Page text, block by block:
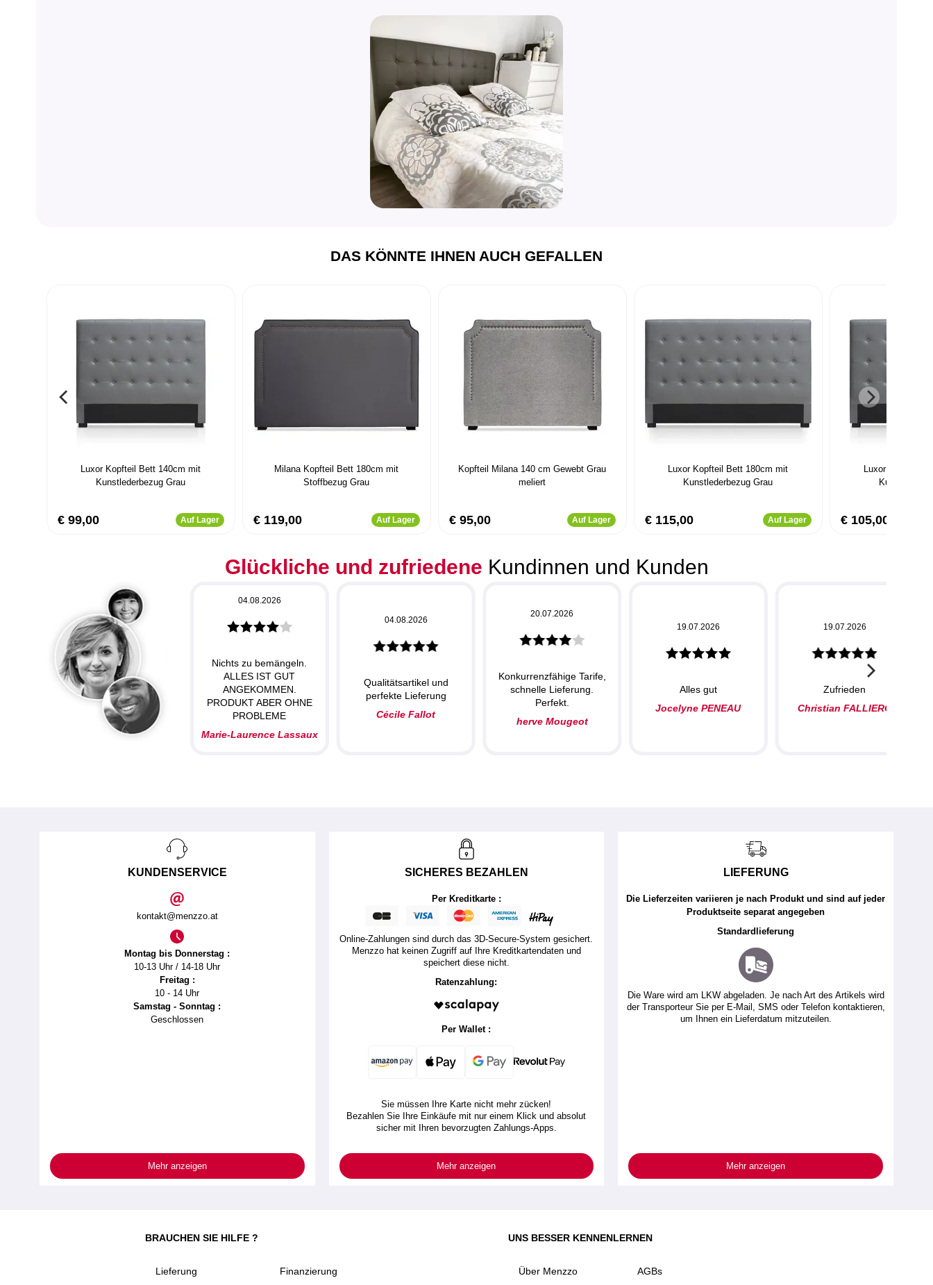
DAS KÖNNTE IHNEN AUCH GEFALLEN
Luxor Kopfteil Bett 140cm mit
Kunstlederbezug Grau
€ 99,00 Auf Lager
Milana Kopfteil Bett 180cm mit
Stoffbezug Grau
€ 119,00 Auf Lager
Kopfteil Milana 140 cm Gewebt Grau
meliert
€ 95,00 Auf Lager
Luxor Kopfteil Bett 180cm mit
Kunstlederbezug Grau
€ 115,00 Auf Lager
Luxor Kopfteil
€ 105,00
Glückliche und zufriedene Kundinnen und Kunden
04.08.2026
Nichts zu bemängeln.
ALLES IST GUT
ANGEKOMMEN.
PRODUKT ABER OHNE
PROBLEME
Marie-Laurence Lassaux
04.08.2026
Qualitätsartikel und
perfekte Lieferung
Cécile Fallot
20.07.2026
Konkurrenzfähige Tarife,
schnelle Lieferung.
Perfekt.
herve Mougeot
19.07.2026
Alles gut
Jocelyne PENEAU
19.07.2026
Zufrieden
Christian FALLIERO
KUNDENSERVICE
kontakt@menzzo.at
Montag bis Donnerstag :
10-13 Uhr / 14-18 Uhr
Freitag :
10 - 14 Uhr
Samstag - Sonntag :
Geschlossen
Mehr anzeigen
SICHERES BEZAHLEN
Per Kreditkarte :
Online-Zahlungen sind durch das 3D-Secure-System gesichert.
Menzzo hat keinen Zugriff auf Ihre Kreditkartendaten und
speichert diese nicht.
Ratenzahlung:
Per Wallet :
Sie müssen Ihre Karte nicht mehr zücken!
Bezahlen Sie Ihre Einkäufe mit nur einem Klick und absolut
sicher mit Ihren bevorzugten Zahlungs-Apps.
Mehr anzeigen
LIEFERUNG
Die Lieferzeiten variieren je nach Produkt und sind auf jeder
Produktseite separat angegeben
Standardlieferung
Die Ware wird am LKW abgeladen. Je nach Art des Artikels wird
der Transporteur Sie per E-Mail, SMS oder Telefon kontaktieren,
um Ihnen ein Lieferdatum mitzuteilen.
Mehr anzeigen
BRAUCHEN SIE HILFE ?
Lieferung Finanzierung
UNS BESSER KENNENLERNEN
Über Menzzo AGBs